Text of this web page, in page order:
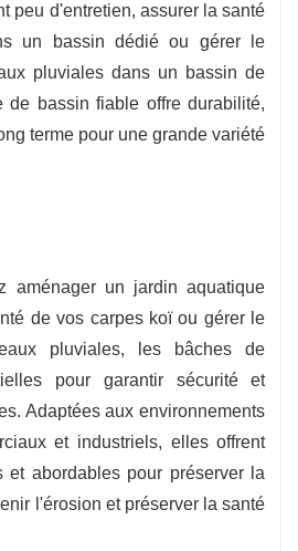
peu d'entretien, assurer la santé
un bassin dédié ou gérer le
pluviales dans un bassin de
de bassin fiable offre durabilité,
terme pour une grande variété
aménager un jardin aquatique
de vos carpes koï ou gérer le
pluviales, les bâches de
pour garantir sécurité et
Adaptées aux environnements
et industriels, elles offrent
et abordables pour préserver la
l'érosion et préserver la santé